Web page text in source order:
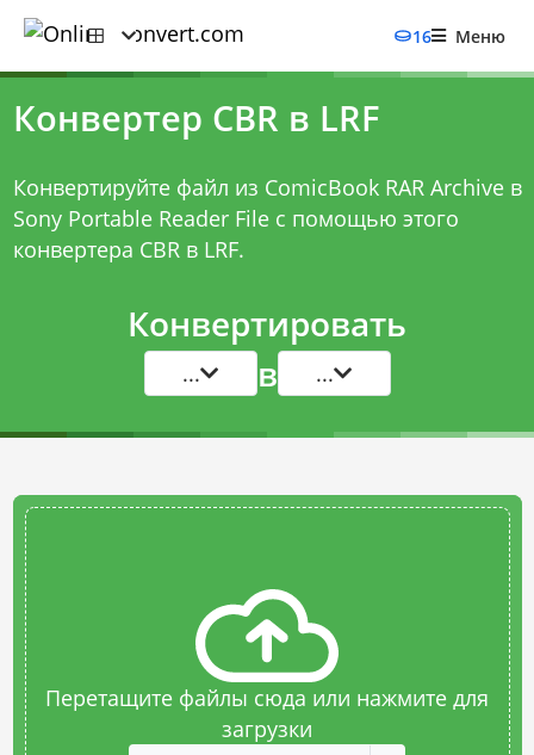
16 Меню
Конвертер CBR в LRF
Конвертируйте файл из ComicBook RAR Archive в
Sony Portable Reader File с помощью этого
конвертера CBR в LRF.
Конвертировать
... в ...
Перетащите файлы сюда или нажмите для
загрузки